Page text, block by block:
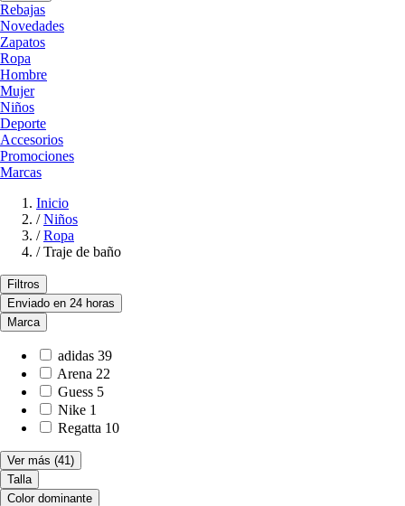
Rebajas
Novedades
Zapatos
Ropa
Hombre
Mujer
Niños
Deporte
Accesorios
Promociones
Marcas
Inicio
/ Niños
/ Ropa
/ Traje de baño
Filtros
Enviado en 24 horas
Marca
adidas 39
Arena 22
Guess 5
Nike 1
Regatta 10
Ver más (41)
Talla
Color dominante